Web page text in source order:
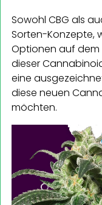
Sowohl CBG als
Sorten-Konzepte,
Optionen auf dem
dieser
eine
diese neuen
möchten.